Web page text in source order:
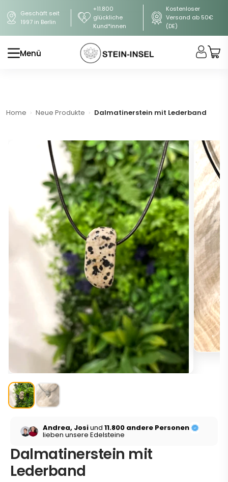
Geschäft seit
1997 in Berlin
+11.800
glückliche
Kund*innen
Kostenloser
Versand ab 50€
(DE)
Menü
Home Neue Produkte Dalmatinerstein mit Lederband
Andrea, Josiund11.800 andere Personen
lieben unsere Edelsteine
Dalmatinerstein mit
Lederband